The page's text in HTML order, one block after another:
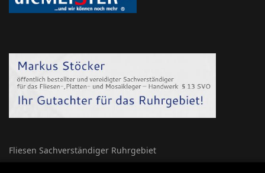
Fliesen Sachverständiger Ruhrgebiet